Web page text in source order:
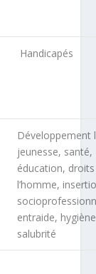
Handicapés
Développement
jeunesse, santé,
éducation,
l’homme,
entraide,
salubrité